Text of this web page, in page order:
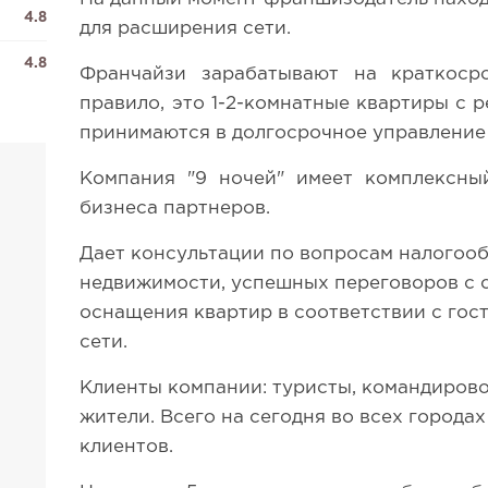
4.8
4.8
для расширения сети.
Франчайзи зарабатывают на
правило, это 1-2-комнатные квартиры с
принимаются в долгосрочное
Компания "9 ночей" имеет
бизнеса партнеров.
Дает консультации по вопросам
недвижимости, успешных переговоров с
оснащения квартир в соответствии с
сети.
Клиенты компании: туристы,
жители. Всего на сегодня во всех
клиентов.